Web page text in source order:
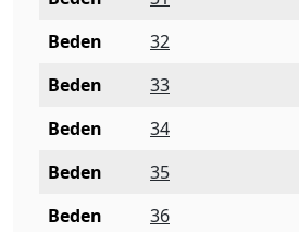
Beden
32
Beden
33
Beden
34
Beden
35
Beden
36